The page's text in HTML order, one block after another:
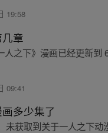
19:58
章
之下》漫画已经更新到
09:41
多少集了
获取到关于一人之下动